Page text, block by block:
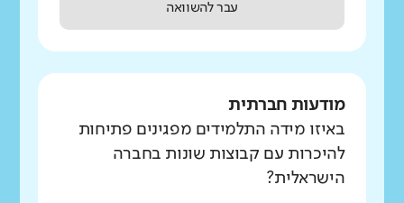
עבר להשוואה
מודעות חברתית
באיזו מידה התלמידים מפגינים פתיחות
להיכרות עם קבוצות שונות בחברה
הישראלית?